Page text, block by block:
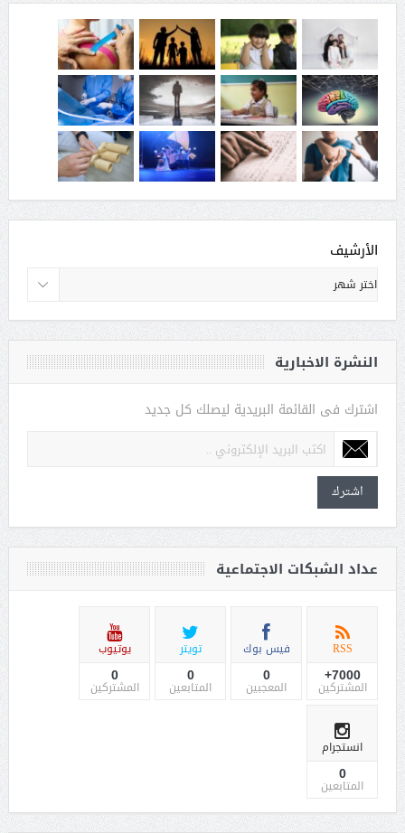
الأرشيف
النشرة الاخبارية
اشترك فى القائمة البريدية ليصلك كل جديد
اشترك
عداد الشبكات الاجتماعية
RSS
7000+
المشتركين
فيس بوك
0
المعجبين
تويتر
0
المتابعين
يوتيوب
0
المشتركين
انستجرام
0
المتابعين